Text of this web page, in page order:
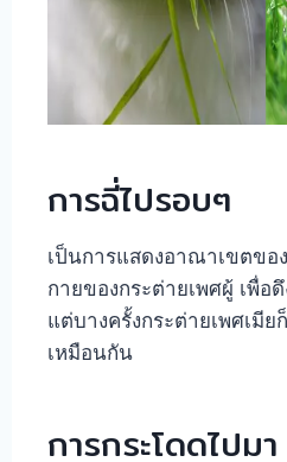
การฉี่ไปรอบๆ
เป็นการแสดงอาณาเขตขอ
กายของกระต่ายเพศผู้ เพื่อ
แต่บางครั้งกระต่ายเพศเมี
เหมือนกัน
การกระโดดไปมา